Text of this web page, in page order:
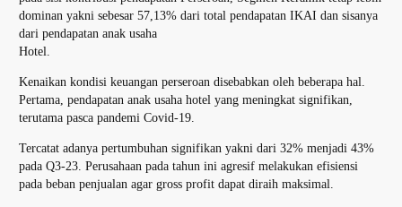
dominan yakni sebesar 57,13% dari total pendapatan IKAI dan sisanya
dari pendapatan anak usaha
Hotel.
Kenaikan kondisi keuangan perseroan disebabkan oleh beberapa hal.
Pertama, pendapatan anak usaha hotel yang meningkat signifikan,
terutama pasca pandemi Covid-19.
Tercatat adanya pertumbuhan signifikan yakni dari 32% menjadi 43%
pada Q3-23. Perusahaan pada tahun ini agresif melakukan efisiensi
pada beban penjualan agar gross profit dapat diraih maksimal.